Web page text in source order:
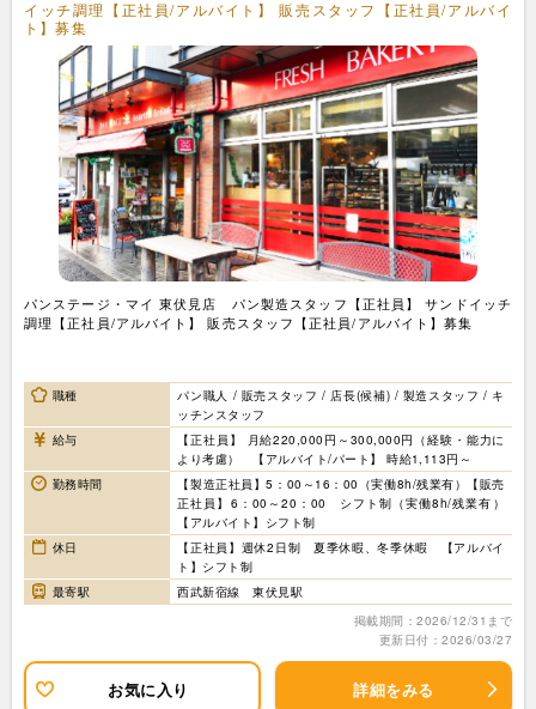
イッチ調理【正社員/アルバイト】 販売スタッフ【正社員/アルバイ
ト】募集
パンステージ・マイ 東伏見店 パン製造スタッフ【正社員】 サンドイッチ
調理【正社員/アルバイト】 販売スタッフ【正社員/アルバイト】募集
職種
パン職人 / 販売スタッフ / 店長(候補) / 製造スタッフ / キ
ッチンスタッフ
給与
【正社員】 月給220,000円～300,000円（経験・能力に
より考慮） 【アルバイト/パート】 時給1,113円～
勤務時間
【製造正社員】5：00～16：00（実働8h/残業有）【販売
正社員】6：00～20：00 シフト制（実働8h/残業有）
【アルバイト】シフト制
休日
【正社員】週休2日制 夏季休暇、冬季休暇 【アルバイ
ト】シフト制
最寄駅
西武新宿線 東伏見駅
掲載期間：2026/12/31まで
更新日付：2026/03/27
お気に入り 詳細をみる